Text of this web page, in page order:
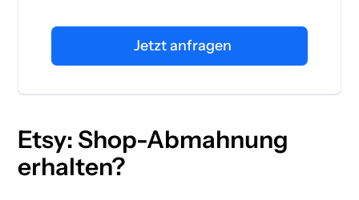
Etsy: Shop-Abmahnung
erhalten?
Jetzt anfragen